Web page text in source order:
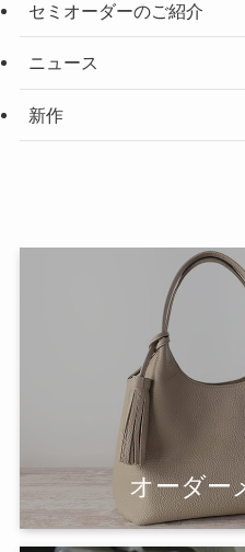
セミオーダーのご紹介
ニュース
新作
オーダー